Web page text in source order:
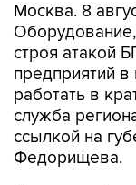
Москва. 8
строя атакой
предприятий в
работать в
служба
ссылкой на
Федорищева.